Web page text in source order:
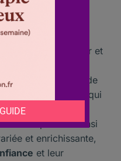
de voyager et
professionnelles
Cette
de
majeur pour ceux qui
carrières
peuvent ainsi
et enrichissante,
et leur